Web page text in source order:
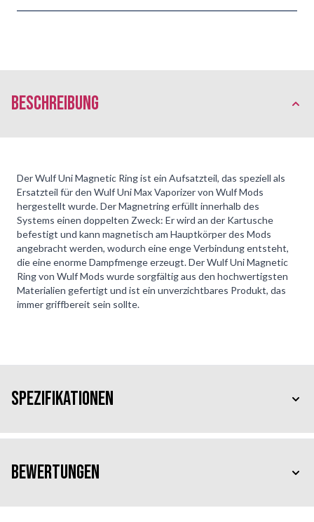
Beschreibung
Der Wulf Uni Magnetic Ring ist ein Aufsatzteil, das speziell als
Ersatzteil für den Wulf Uni Max Vaporizer von Wulf Mods
hergestellt wurde. Der Magnetring erfüllt innerhalb des
Systems einen doppelten Zweck: Er wird an der Kartusche
befestigt und kann magnetisch am Hauptkörper des Mods
angebracht werden, wodurch eine enge Verbindung entsteht,
die eine enorme Dampfmenge erzeugt. Der Wulf Uni Magnetic
Ring von Wulf Mods wurde sorgfältig aus den hochwertigsten
Materialien gefertigt und ist ein unverzichtbares Produkt, das
immer griffbereit sein sollte.
Spezifikationen
Bewertungen